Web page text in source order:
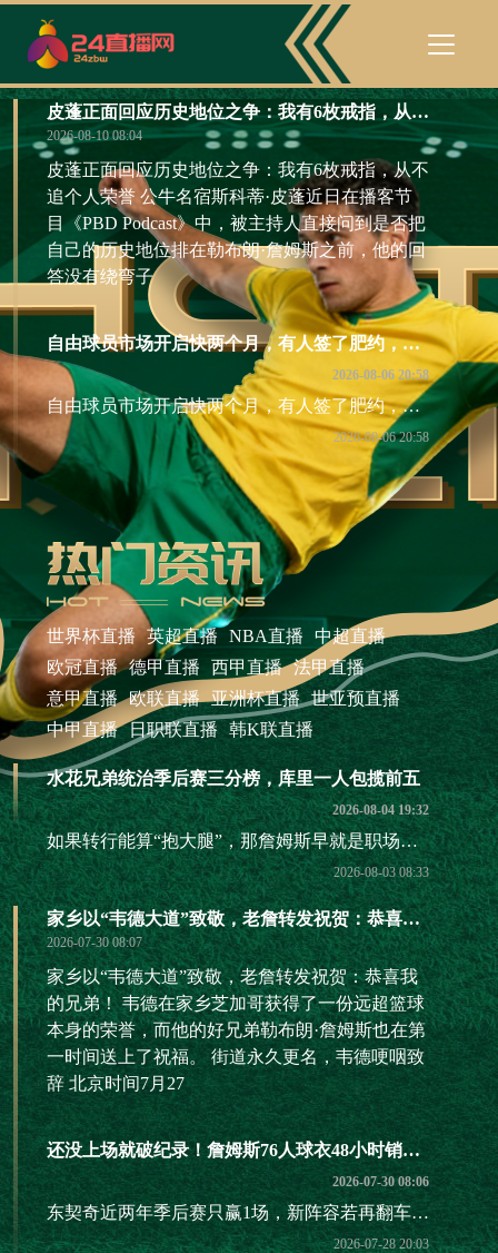
皮蓬正面回应历史地位之争：我有6枚戒指，从不追个人荣誉
2026-08-10 08:04
皮蓬正面回应历史地位之争：我有6枚戒指，从不
追个人荣誉 公牛名宿斯科蒂·皮蓬近日在播客节
目《PBD Podcast》中，被主持人直接问到是否把
自己的历史地位排在勒布朗·詹姆斯之前，他的回
答没有绕弯子
自由球员市场开启快两个月，有人签了肥约，有人还在等电话。
2026-08-06 20:58
自由球员市场开启快两个月，有人签了肥约，有人还在等电话。
2026-08-06 20:58
世界杯直播 英超直播 NBA直播
中超直播
欧冠直播 德甲直播 西甲直播 法甲直播
意甲直播
欧联直播 亚洲杯直播
世亚预直播
中甲直播
日职联直播 韩K联直播
水花兄弟统治季后赛三分榜，库里一人包揽前五
2026-08-04 19:32
如果转行能算“抱大腿”，那詹姆斯早就是职场楷模了
2026-08-03 08:33
家乡以“韦德大道”致敬，老詹转发祝贺：恭喜我的兄弟！
2026-07-30 08:07
家乡以“韦德大道”致敬，老詹转发祝贺：恭喜我
的兄弟！ 韦德在家乡芝加哥获得了一份远超篮球
本身的荣誉，而他的好兄弟勒布朗·詹姆斯也在第
一时间送上了祝福。 街道永久更名，韦德哽咽致
辞 北京时间7月27
还没上场就破纪录！詹姆斯76人球衣48小时销量，把大谷翔平都压过去了
2026-07-30 08:06
东契奇近两年季后赛只赢1场，新阵容若再翻车，责任得他来扛
2026-07-28 20:03